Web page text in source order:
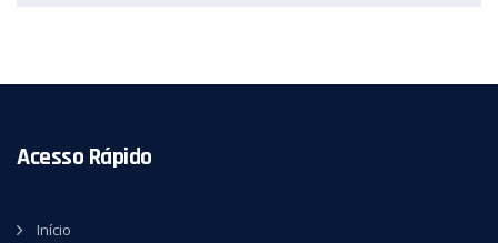
Acesso Rápido
Início